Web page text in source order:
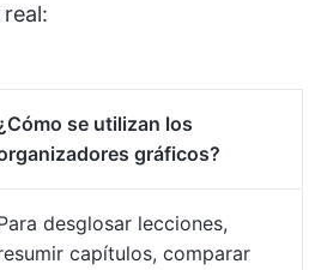
se utilizan los
gráficos?
desglosar lecciones,
capítulos, comparar